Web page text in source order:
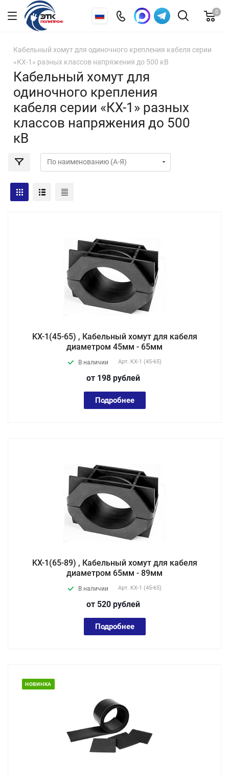
0
Кабельный хомут для одиночного крепления кабеля серии
«КХ-1» разных классов напряжения до 500 кВ
Кабельный хомут для
одиночного крепления
кабеля серии «КХ-1» разных
классов напряжения до 500
кВ
KX-1(45-65) , Кабельный хомут для кабеля
диаметром 45мм - 65мм
В наличии Арт. KX-1 (45-65)
от 198 рублей
Подробнее
KX-1(65-89) , Кабельный хомут для кабеля
диаметром 65мм - 89мм
В наличии Арт. KX-1 (45-65)
от 520 рублей
Подробнее
НОВИНКА